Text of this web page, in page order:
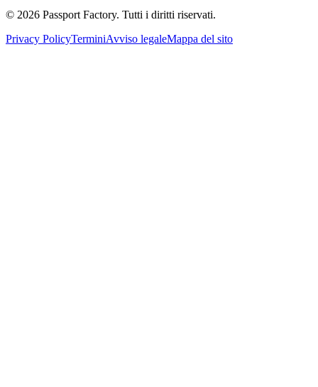
© 2026 Passport Factory. Tutti i diritti riservati.
Privacy PolicyTerminiAvviso legaleMappa del sito